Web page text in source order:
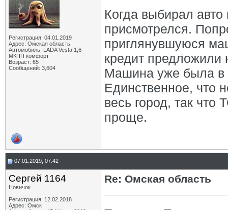
Регистрация: 04.01.2019
Адрес: Омская область
Автомобиль: LADA Vesta 1,6
МКПП комфорт
Возраст: 65
Сообщений: 3,604
Когда выбирал
присмотрелся.
приглянувшуюся
кредит предложили
Машина уже была в
Единственное, что
весь город, так что
проще.
07.01.2019, 07:42
Сергей 1164
Новичок
Регистрация: 12.02.2018
Адрес: Омск
Re: Омская область